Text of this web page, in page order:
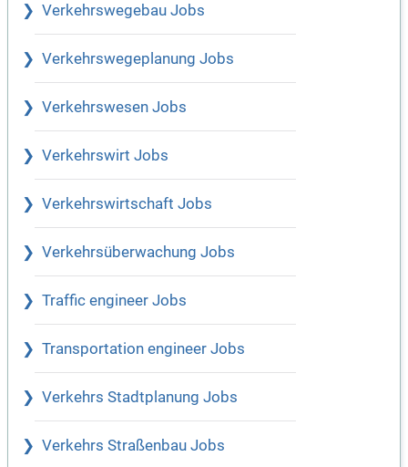
Verkehrswegebau Jobs
Verkehrswegeplanung Jobs
Verkehrswesen Jobs
Verkehrswirt Jobs
Verkehrswirtschaft Jobs
Verkehrsüberwachung Jobs
Traffic engineer Jobs
Transportation engineer Jobs
Verkehrs Stadtplanung Jobs
Verkehrs Straßenbau Jobs